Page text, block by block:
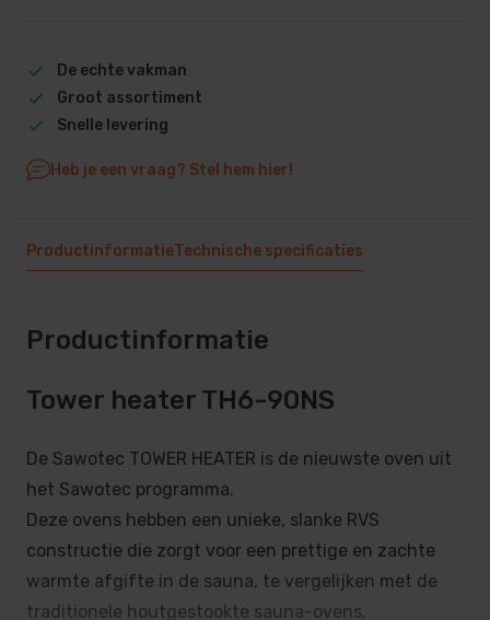
De echte vakman
Groot assortiment
Snelle levering
Heb je een vraag? Stel hem hier!
ProductinformatieTechnische specificaties
Productinformatie
Tower heater TH6-90NS
De Sawotec TOWER HEATER is de nieuwste oven uit
het Sawotec programma.
Deze ovens hebben een unieke, slanke RVS
constructie die zorgt voor een prettige en zachte
warmte afgifte in de sauna, te vergelijken met de
traditionele houtgestookte sauna-ovens.